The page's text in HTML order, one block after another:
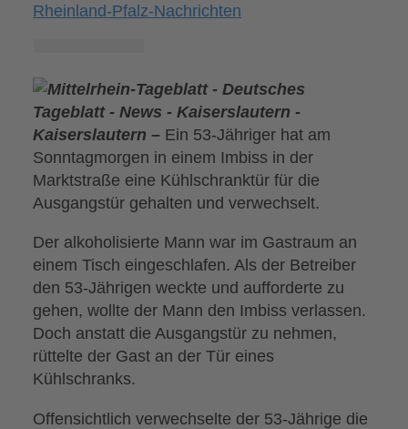
Rheinland-Pfalz-Nachrichten
Kaiserslautern – Ein 53-Jähriger hat am
Sonntagmorgen in einem Imbiss in der
Marktstraße eine Kühlschranktür für die
Ausgangstür gehalten und verwechselt.
Der alkoholisierte Mann war im Gastraum an
einem Tisch eingeschlafen. Als der Betreiber
den 53-Jährigen weckte und aufforderte zu
gehen, wollte der Mann den Imbiss verlassen.
Doch anstatt die Ausgangstür zu nehmen,
rüttelte der Gast an der Tür eines
Kühlschranks.
Offensichtlich verwechselte der 53-Jährige die